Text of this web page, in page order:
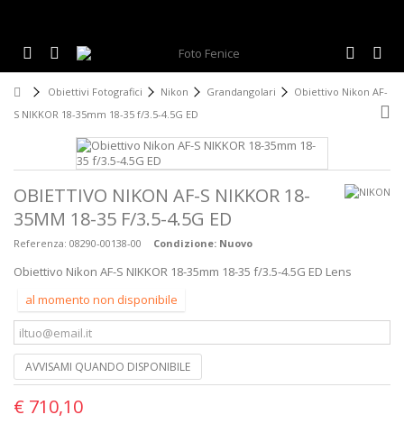
Obiettivi Fotografici Nikon Grandangolari
Obiettivo Nikon AF-
S NIKKOR 18-35mm 18-35 f/3.5-4.5G ED
OBIETTIVO NIKON AF-S NIKKOR 18-
35MM 18-35 F/3.5-4.5G ED
Referenza: 08290-00138-00 Condizione: Nuovo
Obiettivo Nikon AF-S NIKKOR 18-35mm 18-35 f/3.5-4.5G ED Lens
al momento non disponibile
AVVISAMI QUANDO DISPONIBILE
€ 710,10